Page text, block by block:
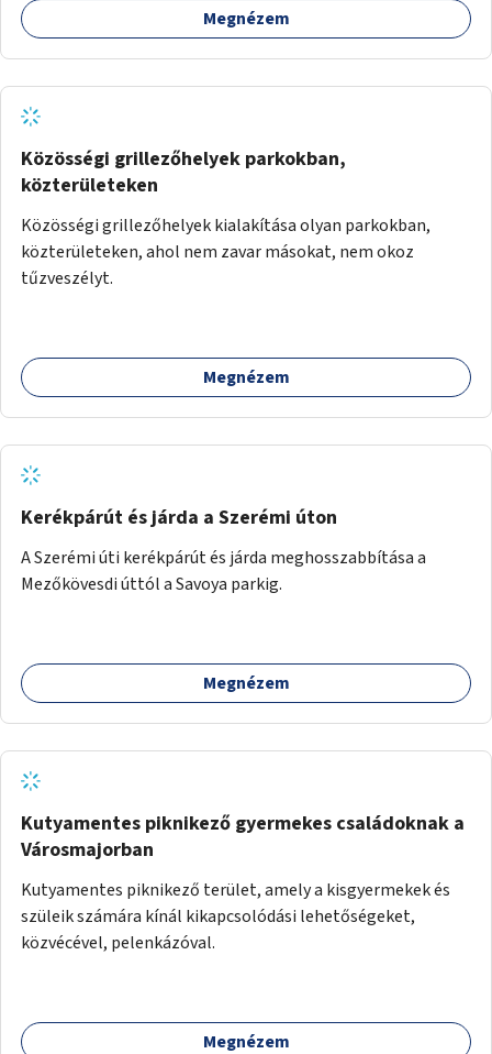
Megnézem
Közösségi grillezőhelyek parkokban,
közterületeken
Közösségi grillezőhelyek kialakítása olyan parkokban,
közterületeken, ahol nem zavar másokat, nem okoz
tűzveszélyt.
Megnézem
Kerékpárút és járda a Szerémi úton
A Szerémi úti kerékpárút és járda meghosszabbítása a
Mezőkövesdi úttól a Savoya parkig.
Megnézem
Kutyamentes piknikező gyermekes családoknak a
Városmajorban
Kutyamentes piknikező terület, amely a kisgyermekek és
szüleik számára kínál kikapcsolódási lehetőségeket,
közvécével, pelenkázóval.
Megnézem